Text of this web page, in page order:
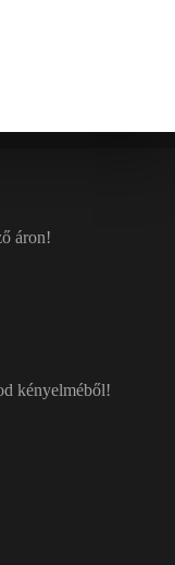
áron!
kényelméből!